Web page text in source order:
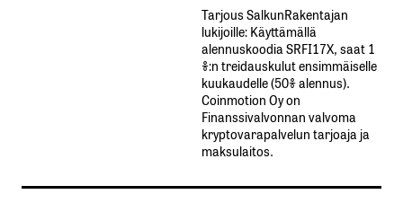
Tarjous SalkunRakentajan
lukijoille: Käyttämällä​ ​
alennuskoodia​ ​SRFI17X,​ ​saat​ ​1
%:n treidauskulut​ ​ensimmäiselle​ ​
kuukaudelle​ ​(50%​ ​alennus).
Coinmotion Oy on
Finanssivalvonnan valvoma
kryptovarapalvelun tarjoaja ja
maksulaitos.